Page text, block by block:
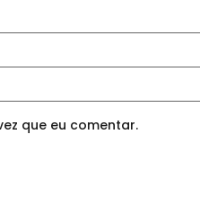
que eu comentar.